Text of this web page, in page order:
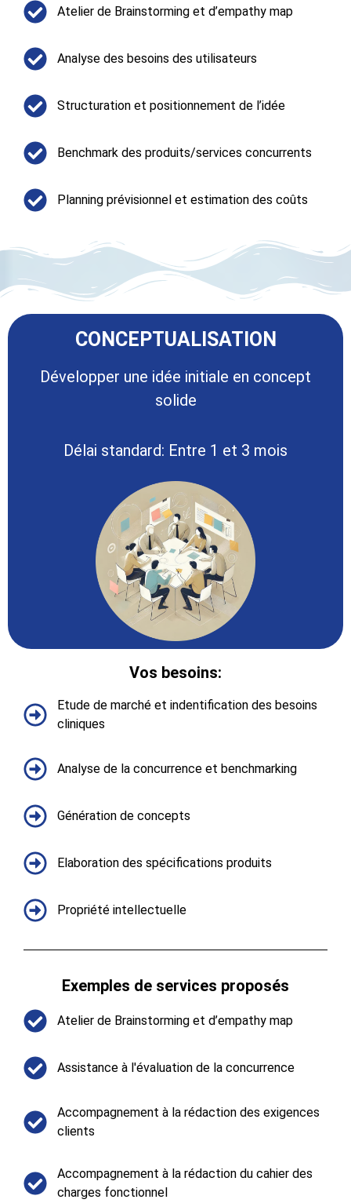
Atelier de Brainstorming et d’empathy map​
Analyse des besoins des utilisateurs
Structuration et positionnement de l’idée
Benchmark des produits/services concurrents
Planning prévisionnel et estimation des coûts
CONCEPTUALISATION​
Développer une idée initiale en concept
solide
Délai standard: Entre 1 et 3 mois
Vos besoins:​
Etude de marché et indentification des besoins
cliniques​
Analyse de la concurrence et benchmarking​
Génération de concept​s
Elaboration des spécifications produits​
Propriété intellectuelle​
Exemples de services proposés​
Atelier de Brainstorming et d’empathy map​
Assistance à l'évaluation de la concurrence​
Accompagnement à la rédaction des exigences
clients​
Accompagnement à la rédaction du cahier des
charges fonctionnel​